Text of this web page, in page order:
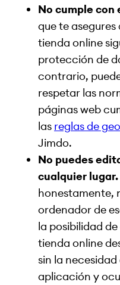
No cumple con
que te
tienda online
protección de
contrario,
respetar las
páginas web
las reglas de
Jimdo.
No puedes
cualquier lugar.
honestamente,
ordenador de
la posibilidad
tienda online
sin la
aplicación y